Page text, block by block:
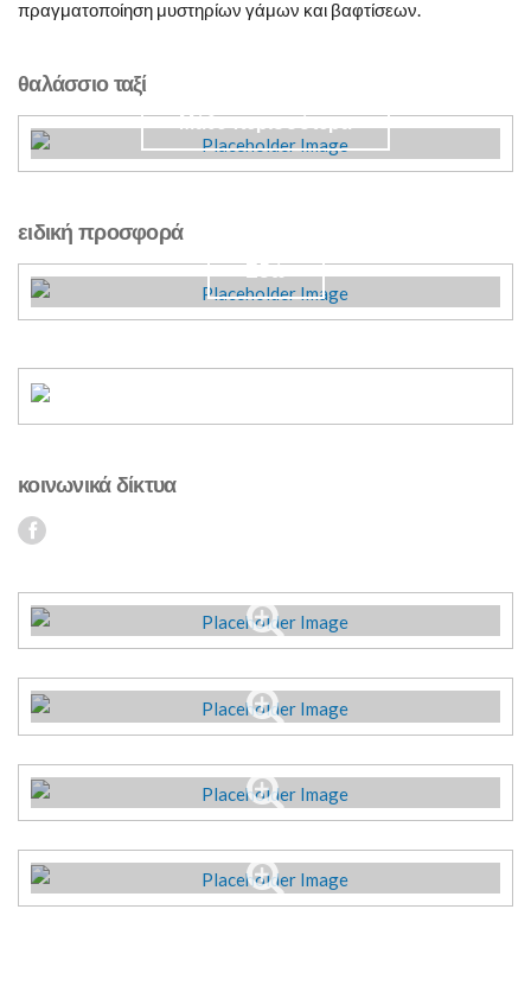
πραγματοποίηση μυστηρίων γάμων και βαφτίσεων.
θαλάσσιο ταξί
Μάθε περισσότερα
ειδική προσφορά
Εδώ
κοινωνικά δίκτυα